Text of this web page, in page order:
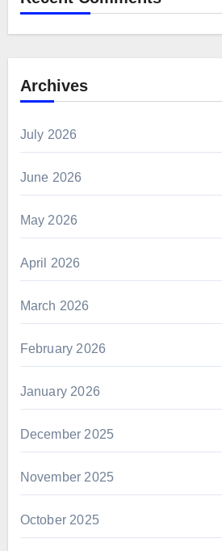
Archives
July 2026
June 2026
May 2026
April 2026
March 2026
February 2026
January 2026
December 2025
November 2025
October 2025